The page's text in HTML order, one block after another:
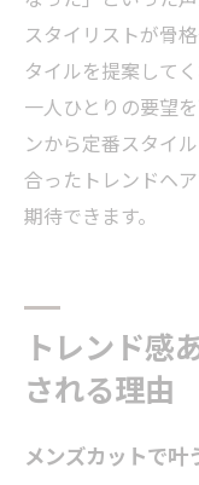
ル
扱いやす
徴
メンズカ
岡山市で
験
メンズカ
岡山市で
扱いやす
スタイリストが骨
タイルを提案して
一人ひとりの要望
ンから定番スタイ
合ったトレンドヘ
期待できます。
トレンド感
される理由
メンズカットで叶